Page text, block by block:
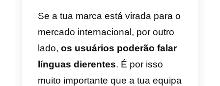
um modo de desembarcar no teu
perfil Instagram e de iniciar uma
conversa através do Direct;